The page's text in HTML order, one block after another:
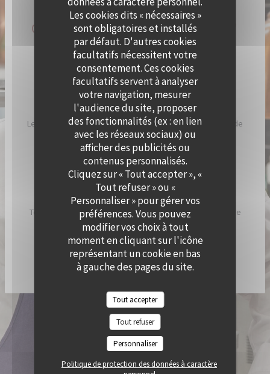
Les cookies dits « nécessaires »
sont obligatoires et installés
par défaut. D'autres cookies
facultatifs nécessitent votre
consentement. Ces cookies
facultatifs servent à analyser
votre navigation, mesurer
l'audience du site, proposer
des fonctionnalités (ex : en lien
avec les réseaux sociaux) ou
afficher des publicités ou
contenus personnalisés.
Cliquez sur « Tout accepter », «
Tout refuser » ou «
Personnaliser » pour gérer vos
préférences. Vous pouvez
modifier vos choix à tout
moment en cliquant sur l'icône
représentant un cookie en bas
à gauche des pages du site.
Tout accepter
Tout refuser
Personnaliser
Politique de protection des données à caractère
QUAI OUEST DEVIENT CRAMAT'
LE TEMPS D'UN ÉTÉ !
LE CHEF ALEXY ALGAR-DENOS S’INSTALLE À QUAI
OUEST LE TEMPS D’UN ÉTÉ !
Le Chef a imaginé Cramat’, comme un restaurant de bord de
plage, inspiré par ses racines catalanes et son humeur
ensoleillée.
Chez Cramat’, la cuisine sent bon l’été et est pleine de
saveurs et de gourmandises.
Tous les jours, nous allumons nos braséros pour vous faire
découvrir les spécialités du chef !
DÉCOUVRIR / RÉSERVER CRAMAT'
© 2026 QUAI OUEST — CRÉATION DE SITE INTERNET RESTAURANT AVEC
ZENCHEF((OUVRE UNE NOUVELLE FENÊTRE))
MENTIONS LÉGALES
((OUVRE UNE NOUVELLE FENÊTRE))
CGU
((OUVRE UNE NOUVELLE
POLITIQUE DE PROTECTION DES DONNÉES À CARACTÈRE PERSONNEL
((OUVRE UNE NOUVELLE FENÊTRE))
POLITIQUE DE COOKIES
ACCESSIBILITE